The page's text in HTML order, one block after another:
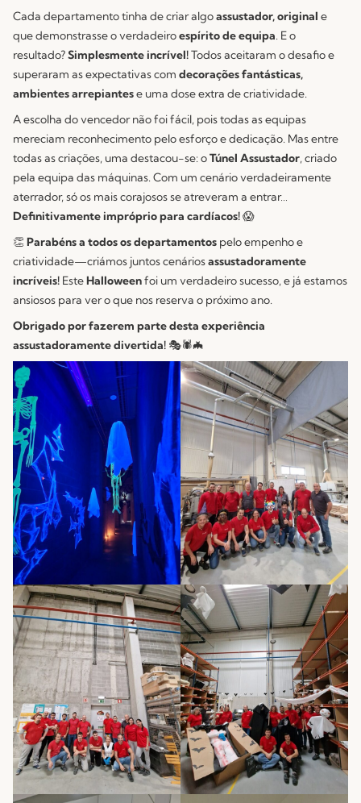
Cada departamento tinha de criar algoassustador, original e
que demonstrasse o verdadeiroespírito de equipa. E o
resultado?Simplesmente incrível!Todos aceitaram o desafio e
superaram as expectativas com decorações fantásticas,
ambientes arrepiantese uma dose extra de criatividade.
A escolha do vencedor não foi fácil, pois todas as equipas
mereciam reconhecimento pelo esforço e dedicação. Mas entre
todas as criações, uma destacou-se: oTúnel Assustador, criado
pela equipa das máquinas. Com um cenário verdadeiramente
aterrador, só os mais corajosos se atreveram a entrar…
Definitivamente impróprio para cardíacos!😱
👏 Parabéns a todos os departamentos pelo empenho e
criatividade—criámos juntos cenáriosassustadoramente
incríveis! EsteHalloweenfoi um verdadeiro sucesso, e já estamos
ansiosos para ver o que nos reserva o próximo ano.
Obrigado por fazerem parte desta experiência
assustadoramente divertida! 🎭🕷️🦇